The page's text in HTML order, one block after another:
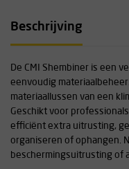
Beschrijving
De CMI Shembiner is een
eenvoudig
materiaallussen van een
Geschikt voor
efficiënt extra uitrusting,
organiseren of ophangen.
beschermingsuitrusting of